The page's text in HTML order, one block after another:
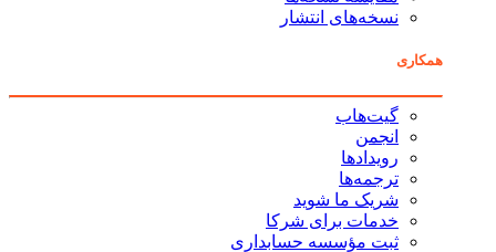
نسخه‌های انتشار
همکاری
گیت‌هاب
انجمن
رویدادها
ترجمه‌ها
شریک ما شوید
خدمات برای شرکا
ثبت مؤسسه حسابداری